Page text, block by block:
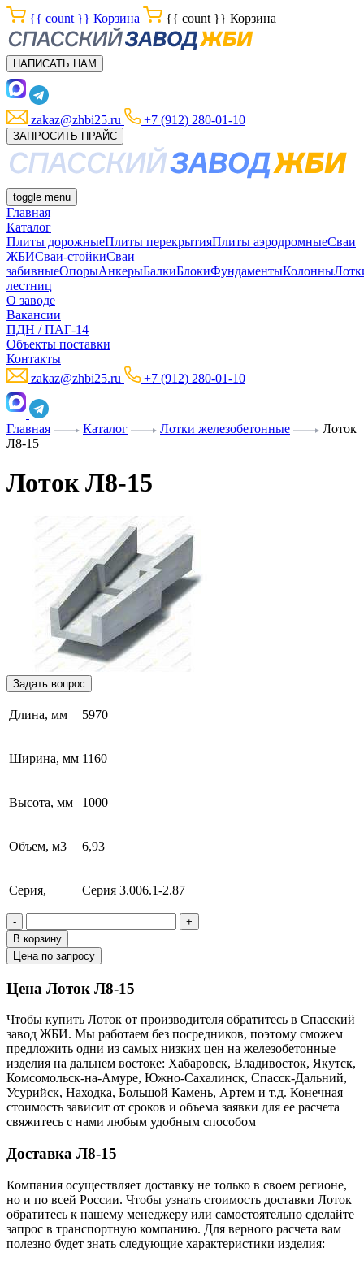
{{ count }} Корзина {{ count }} Корзина
НАПИСАТЬ НАМ
zakaz@zhbi25.ru +7 (912) 280-01-10
ЗАПРОСИТЬ ПРАЙС
toggle menu
Главная
Каталог
Плиты дорожныеПлиты перекрытияПлиты аэродромныеСваи
ЖБИСваи-стойкиСваи
забивныеОпорыАнкерыБалкиБлокиФундаментыКолонны
лестниц
О заводе
Вакансии
ПДН / ПАГ-14
Объекты поставки
Контакты
zakaz@zhbi25.ru
+7 (912) 280-01-10
Главная Каталог Лотки железобетонные
Лоток
Л8-15
Лоток Л8-15
Задать вопрос
Длина, мм 5970
Ширина, мм 1160
Высота, мм 1000
Объем, м3 6,93
Серия, Серия 3.006.1-2.87
-
+
В корзину
Цена по запросу
Цена Лоток Л8-15
Чтобы купить Лоток от производителя обратитесь в Cпасский
завод ЖБИ. Мы работаем без посредников, поэтому сможем
предложить одни из самых низких цен на железобетонные
изделия на дальнем востоке: Хабаровск, Владивосток, Якутск,
Комсомольск-на-Амуре, Южно-Сахалинск, Спасск-Дальний,
Усурийск, Находка, Большой Камень, Артем и т.д. Конечная
стоимость зависит от сроков и объема заявки для ее расчета
свяжитесь с нами любым удобным способом
Доставка Л8-15
Компания осуществляет доставку не только в своем регионе,
но и по всей России. Чтобы узнать стоимость доставки Лоток
обратитесь к нашему менеджеру или самостоятельно сделайте
запрос в транспортную компанию. Для верного расчета вам
полезно будет знать следующие характеристики изделия: